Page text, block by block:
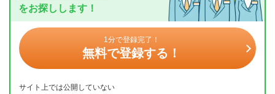
をお探しします！
1分で登録完了！
無料で登録する！
サイト上では公開していない